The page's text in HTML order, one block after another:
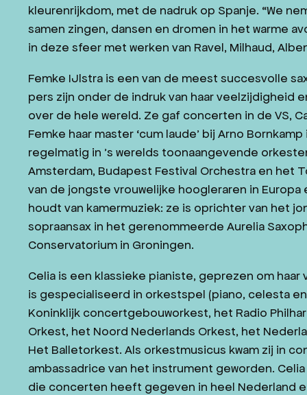
kleurenrijkdom, met de nadruk op Spanje. “We
samen zingen, dansen en dromen in het warme
in deze sfeer met werken van Ravel, Milhaud,
Femke IJlstra is een van de meest succesvolle
pers zijn onder de indruk van haar veelzijdigheid
over de hele wereld. Ze gaf concerten in de VS,
Femke haar master ‘cum laude’ bij Arno
regelmatig in ’s werelds toonaangevende
Amsterdam, Budapest Festival Orchestra en het
van de jongste vrouwelijke hoogleraren in
houdt van kamermuziek: ze is oprichter van het
sopraansax in het gerenommeerde Aurelia
Conservatorium in Groningen.
Celia is een klassieke pianiste, geprezen om
is gespecialiseerd in orkestspel (piano, celesta
Koninklijk concertgebouworkest, het Radio
Orkest, het Noord Nederlands Orkest, het
Het Balletorkest. Als orkestmusicus kwam zij in
ambassadrice van het instrument geworden.
die concerten heeft gegeven in heel Nederland